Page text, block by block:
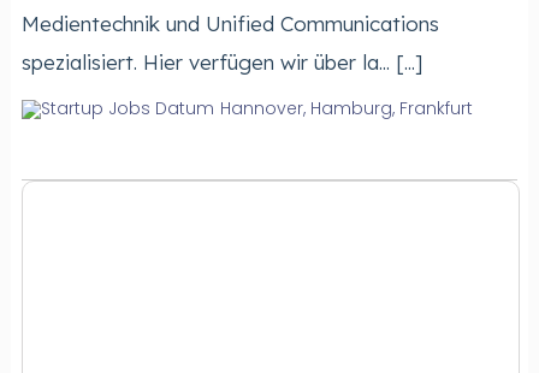
Medientechnik und Unified Communications
spezialisiert. Hier verfügen wir über la... [...]
Hannover, Hamburg, Frankfurt